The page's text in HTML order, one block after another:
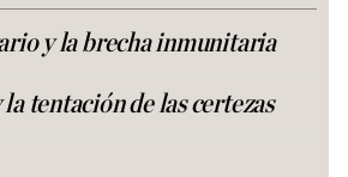
y la brecha inmunitaria
tentación de las certezas